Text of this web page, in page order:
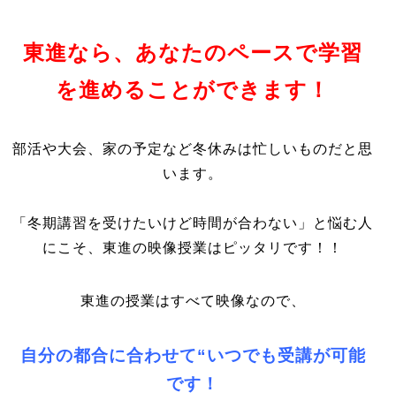
東進なら、あなたのペースで学習
を進めることができます！
部活や大会、家の予定など冬休みは忙しいものだと思
います。
「冬期講習を受けたいけど時間が合わない」と悩む人
にこそ、東進の映像授業はピッタリです！！
東進の授業はすべて映像なので、
自分の都合に合わせて“いつでも受講が可能
です！